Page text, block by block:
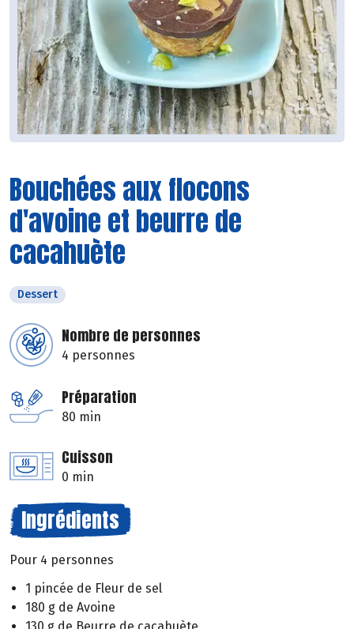
Bouchées aux flocons
d'avoine et beurre de
cacahuète
Dessert
Nombre de personnes
4 personnes
Préparation
80 min
Cuisson
0 min
Ingrédients
Pour 4 personnes
1 pincée de Fleur de sel
180 g de Avoine